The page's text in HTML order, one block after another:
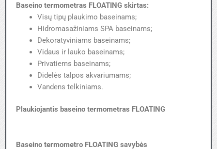
Baseino termometras FLOATING skirtas:
Visų tipų plaukimo baseinams;
Hidromasažiniams SPA baseinams;
Dekoratyviniams baseinams;
Vidaus ir lauko baseinams;
Privatiems baseinams;
Didelės talpos akvariumams;
Vandens telkiniams.
Plaukiojantis baseino termometras FLOATING
Baseino termometro FLOATING savybės